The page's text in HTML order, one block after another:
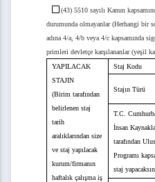
Formu
İçin İhtiyaç Projesi Başvuru Formu
Projeleri Beyan Formu
(43) 5510 sayılı Kanun
durumunda olmayanlar (Herhangi bir
adına 4/a, 4/b veya 4/c kapsamında
primleri devletçe karşılananlar (yeşil
YAPILACAK
STAJIN
(Birim tarafından
belirlenen staj
tarih
aralıklarından size
ve staj yapılacak
kurum/firmanın
haftalık çalışma iş
Staj Kodu
Stajın Türü
T.C.
İnsan
tarafından
Programı
staj